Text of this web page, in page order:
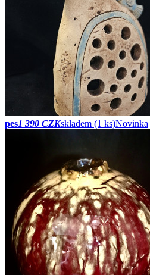
pes1 390 CZKskladem (1 ks)Novinka